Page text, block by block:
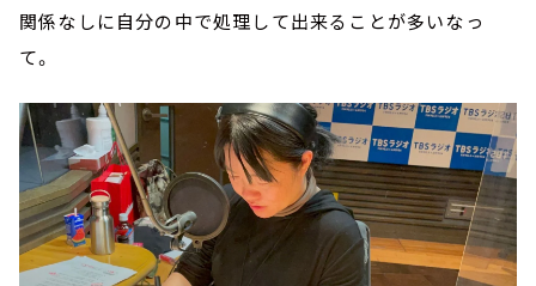
関係なしに自分の中で処理して出来ることが多いなっ
て。